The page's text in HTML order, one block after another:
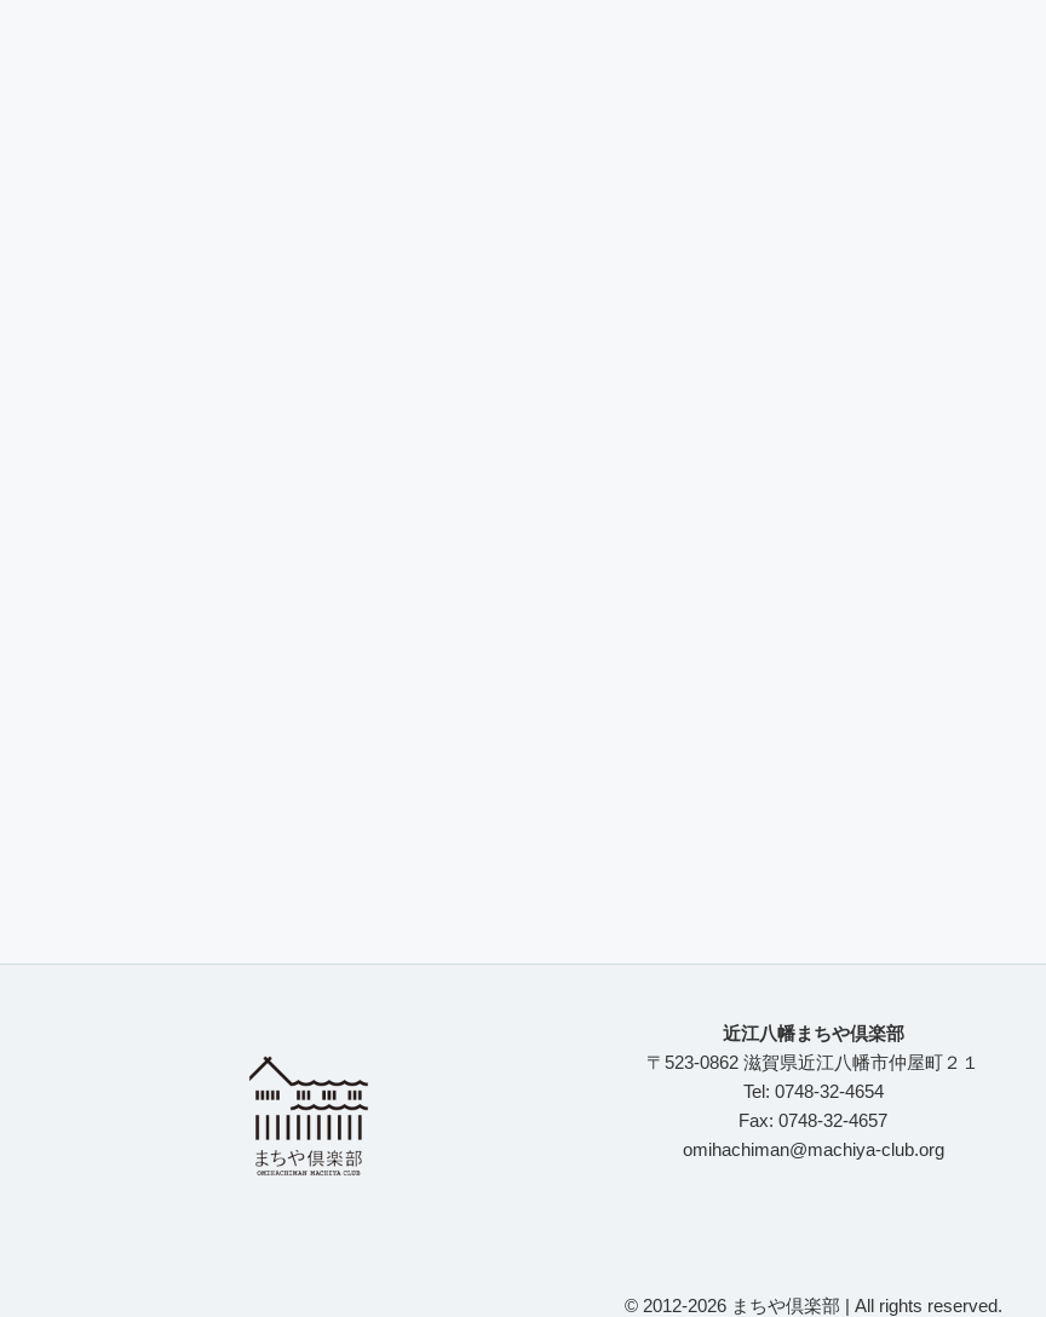
近江八幡まちや倶楽部
〒523-0862 滋賀県近江八幡市仲屋町２１
Tel: 0748-32-4654
Fax: 0748-32-4657
omihachiman@machiya-club.org
© 2012-2026 まちや倶楽部 | All rights reserved.